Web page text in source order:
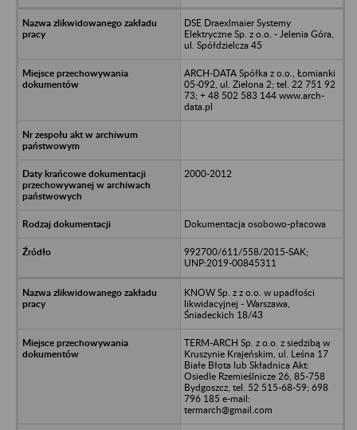
DSE Draexlmaier Systemy
Elektryczne Sp. z o.o. - Jelenia Góra,
ul. Spółdzielcza 45
ARCH-DATA Spółka z o.o., Łomianki
05-092, ul. Zielona 2; tel. 22 751 92
73; + 48 502 583 144 www.arch-
data.pl
2000-2012
Dokumentacja osobowo-płacowa
992700/611/558/2015-SAK;
UNP:2019-00845311
KNOW Sp. z z o.o. w upadłości
likwidacyjnej - Warszawa,
Śniadeckich 18/43
TERM-ARCH Sp. z o.o. z siedzibą w
Kruszynie Krajeńskim, ul. Leśna 17
Białe Błota lub Składnica Akt:
Osiedle Rzemieślnicze 26, 85-758
Bydgoszcz, tel. 52 515-68-59; 698
796 185 e-mail:
termarch@gmail.com